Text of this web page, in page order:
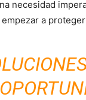
necesidad
a proteger